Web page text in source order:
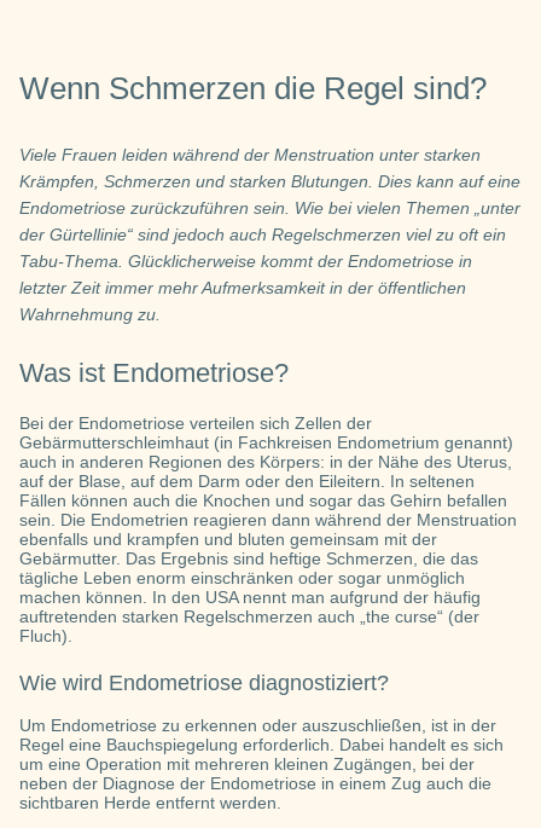
Wenn Schmerzen die Regel sind?
Viele Frauen leiden während der Menstruation unter starken
Krämpfen, Schmerzen und starken Blutungen. Dies kann auf eine
Endometriose zurückzuführen sein. Wie bei vielen Themen „unter
der Gürtellinie“ sind jedoch auch Regelschmerzen viel zu oft ein
Tabu-Thema. Glücklicherweise kommt der Endometriose in
letzter Zeit immer mehr Aufmerksamkeit in der öffentlichen
Wahrnehmung zu.
Was ist Endometriose?
Bei der Endometriose verteilen sich Zellen der
Gebärmutterschleimhaut (in Fachkreisen Endometrium genannt)
auch in anderen Regionen des Körpers: in der Nähe des Uterus,
auf der Blase, auf dem Darm oder den Eileitern. In seltenen
Fällen können auch die Knochen und sogar das Gehirn befallen
sein. Die Endometrien reagieren dann während der Menstruation
ebenfalls und krampfen und bluten gemeinsam mit der
Gebärmutter. Das Ergebnis sind heftige Schmerzen, die das
tägliche Leben enorm einschränken oder sogar unmöglich
machen können. In den USA nennt man aufgrund der häufig
auftretenden starken Regelschmerzen auch „the curse“ (der
Fluch).
Wie wird Endometriose diagnostiziert?
Um Endometriose zu erkennen oder auszuschließen, ist in der
Regel eine Bauchspiegelung erforderlich. Dabei handelt es sich
um eine Operation mit mehreren kleinen Zugängen, bei der
neben der Diagnose der Endometriose in einem Zug auch die
sichtbaren Herde entfernt werden.